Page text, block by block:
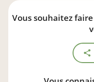
Vous souhaitez